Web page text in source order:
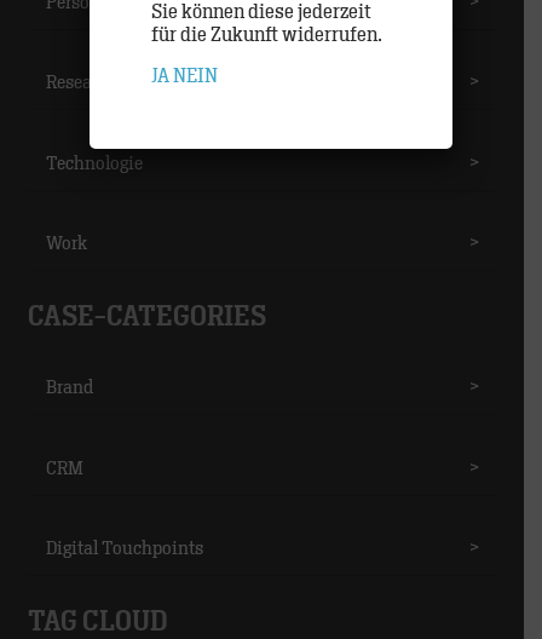
Research >
Technologie >
Work >
CASE-CATEGORIES
Brand >
CRM >
Digital Touchpoints >
TAG CLOUD
Sie können diese jederzeit
für die Zukunft widerrufen.
JA NEIN